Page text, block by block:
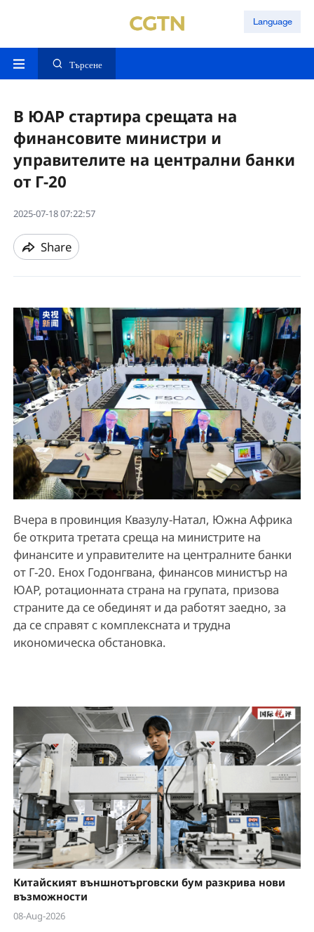
Language
Търсене
В ЮАР стартира срещата на
финансовите министри и
управителите на централни банки
от Г-20
2025-07-18 07:22:57
Share
Вчера в провинция Квазулу-Натал, Южна Африка
бе открита третата среща на министрите на
финансите и управителите на централните банки
от Г-20. Енох Годонгвана, финансов министър на
ЮАР, ротационната страна на групата, призова
страните да се обединят и да работят заедно, за
да се справят с комплексната и трудна
икономическа обстановка.
Китайският външнотърговски бум разкрива нови
възможности
08-Aug-2026